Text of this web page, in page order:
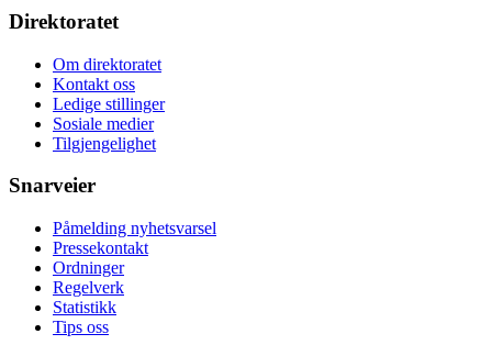
Direktoratet
Om direktoratet
Kontakt oss
Ledige stillinger
Sosiale medier
Tilgjengelighet
Snarveier
Påmelding nyhetsvarsel
Pressekontakt
Ordninger
Regelverk
Statistikk
Tips oss